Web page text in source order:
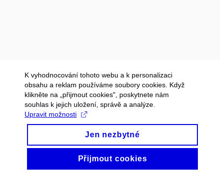
K vyhodnocování tohoto webu a k personalizaci
obsahu a reklam používáme soubory cookies. Když
klikněte na „přijmout cookies", poskytnete nám
souhlas k jejich uložení, správě a analýze.
Upravit možnosti
Jen nezbytné
Přijmout cookies